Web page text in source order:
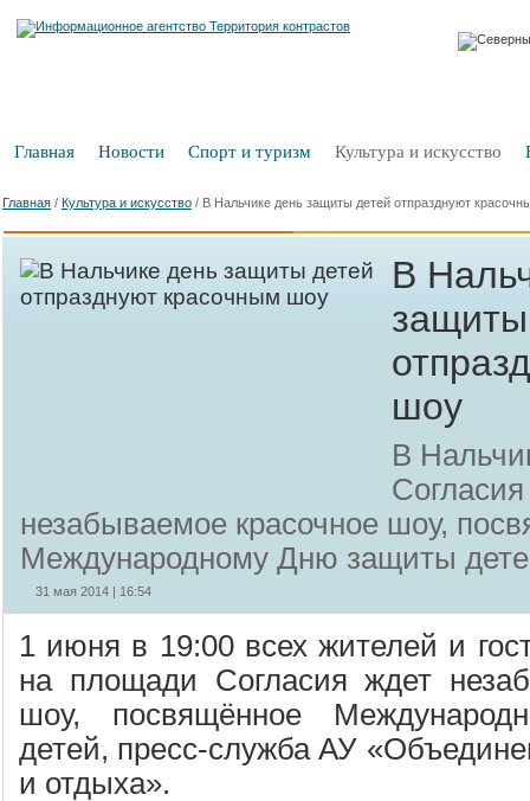
Главная Новости Спорт и туризм Культура и искусство
Главная / Культура и искусство / В Нальчике день защиты детей отпразднуют
В
шоу
В
незабываемое красочное шоу,
Международному Дню защиты
31 мая 2014 | 16:54
1 июня в 19:00 всех жителей и
на площади Согласия ждет
шоу, посвящённое
детей, пресс-служба АУ
и отдыха».